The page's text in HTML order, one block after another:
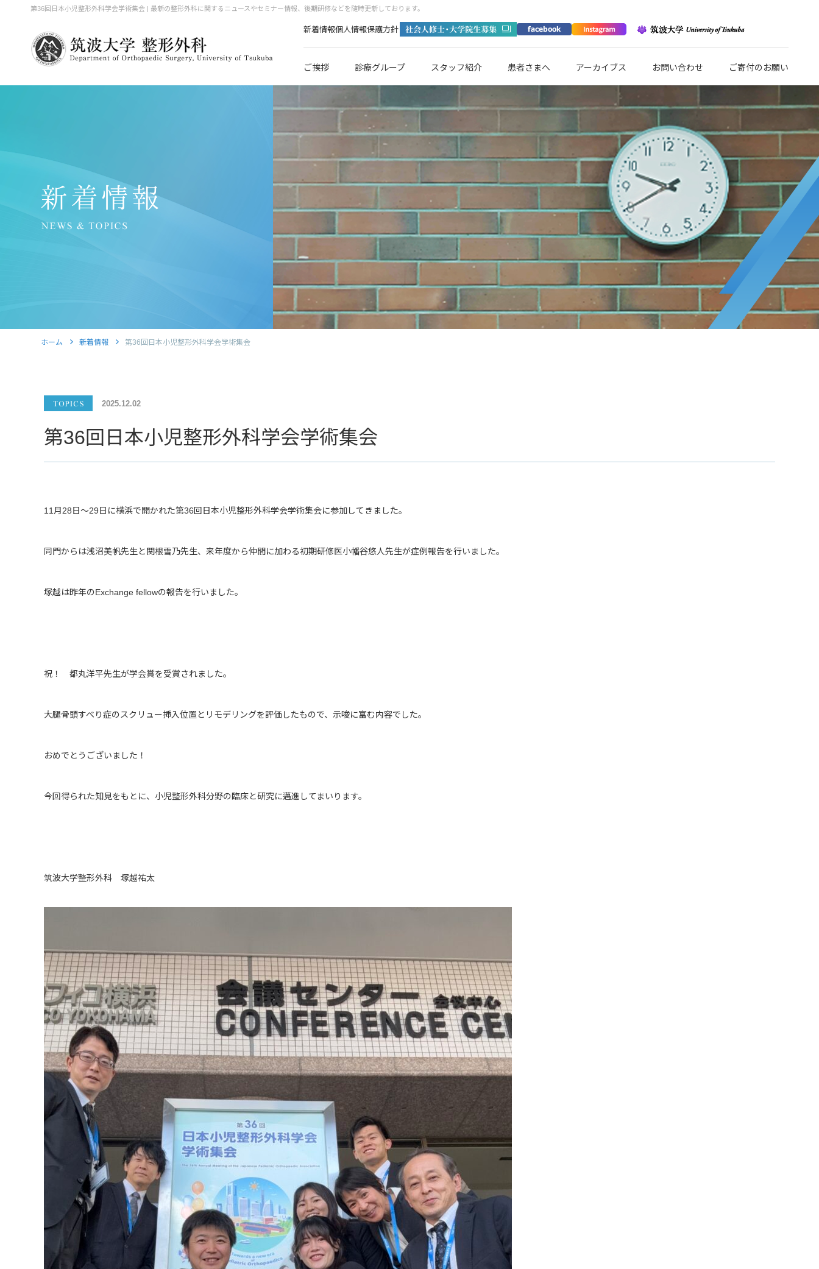
第36回日本小児整形外科学会学術集会 | 最新の整形外科に関するニュースやセミナー情報、後期研修などを随時更新しております。
新着情報個人情報保護方針
ご挨拶 診療グループ スタッフ紹介 患者さまへ アーカイブス お問い合わせ ご寄付のお願い
ホーム 新着情報 第36回日本小児整形外科学会学術集会
2025.12.02
第36回日本小児整形外科学会学術集会
11 月 28 日～29 日に横浜で開かれた第36回日本小児整形外科学会学術集会に参加してきました。
同門からは浅沼美帆先生と関根雪乃先生、来年度から仲間に加わる初期研修医小幡谷悠人先生が症例報告を行いました。
塚越は昨年のExchange fellowの報告を行いました。
祝！ 都丸洋平先生が学会賞を受賞されました。
大腿骨頭すべり症のスクリュー挿入位置とリモデリングを評価したもので、示唆に富む内容でした。
おめでとうございました！
今回得られた知見をもとに、小児整形外科分野の臨床と研究に邁進してまいります。
筑波大学整形外科 塚越祐太